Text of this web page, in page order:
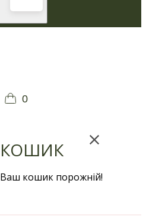
0
КОШИК
Ваш кошик порожній!